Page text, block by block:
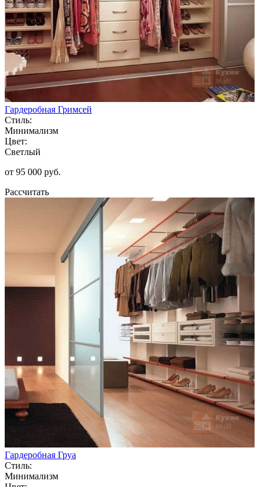
Гардеробная Гримсей
Стиль:
Минимализм
Цвет:
Светлый
от 95 000 руб.
Рассчитать
Гардеробная Груа
Стиль:
Минимализм